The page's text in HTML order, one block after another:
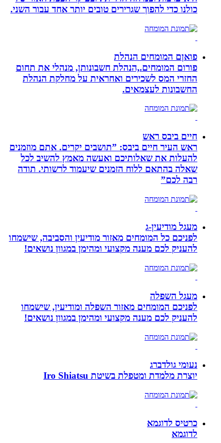
כולנו כדי להפוך שגרירים טובים יותר אחד עבור השני.
פואןם המומחים הנהלת
פורום המומחים.,הנהלת חשבונותן, מנהלי את תחום
החזרי המס לשכירים ואחראית על מחלקת הנהלת
החשבונות לעצמאים.
חיים ביבס ראש
ראש העיר חיים ביבס: ”תושבים יקרים. אתם מוזמנים
להעלות את שאלותיכם ואעשה מאמץ להשיב לכל
שאלה בהתאם ללוח הזמנים שיעמוד לרשותי. תודה
רבה לכם”
מעגל מודיעין-ג
לפניכם כל המומחים מאזור מודיעין והסביבה, שישמחו
להעניק לכם מענה מקצועי ומהימן במגוון נושאים!
מעגל השפלה
לפניכם המומחים מאזור השפלה ומודיעין, שישמחו
להעניק לכם מענה מקצועי ומהימן במגוון נושאים!
נעומי גולדברג
יוצרת מלמדת ומטפלת בשיטת Iro Shiatsu
כרטיס לדוגמא
לדוגמא